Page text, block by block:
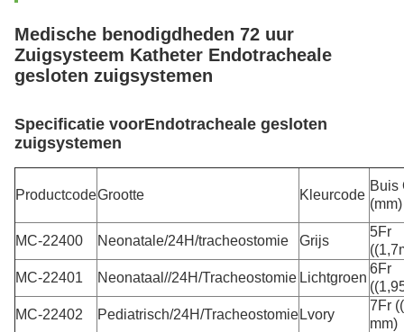
Medische benodigdheden 72 uur
Zuigsysteem Katheter Endotracheale
gesloten zuigsystemen
Specificatie voorEndotracheale gesloten
zuigsystemen
ProductcodeGrootte Kleurcode
Buis
(mm)
MC-22400 Neonatale/24H/tracheostomie Grijs
5Fr
MC-22401
Neonataal//24H/Tracheostomie Lichtgroen
6Fr
MC-22402
Pediatrisch/24H/Tracheostomie Lvory
7Fr
mm)